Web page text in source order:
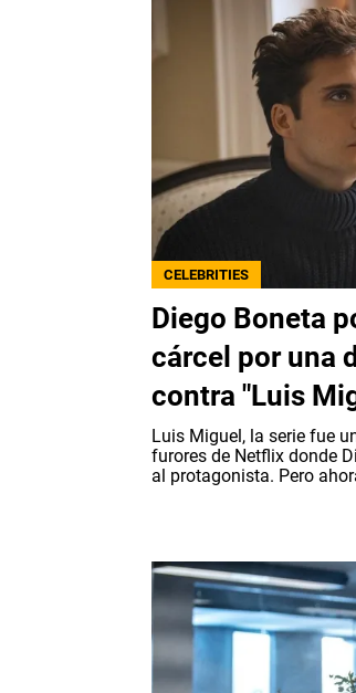
CELEBRITIES
Diego Boneta
cárcel por una
contra "Luis
Luis Miguel, la serie fue
furores de Netflix donde
al protagonista. Pero